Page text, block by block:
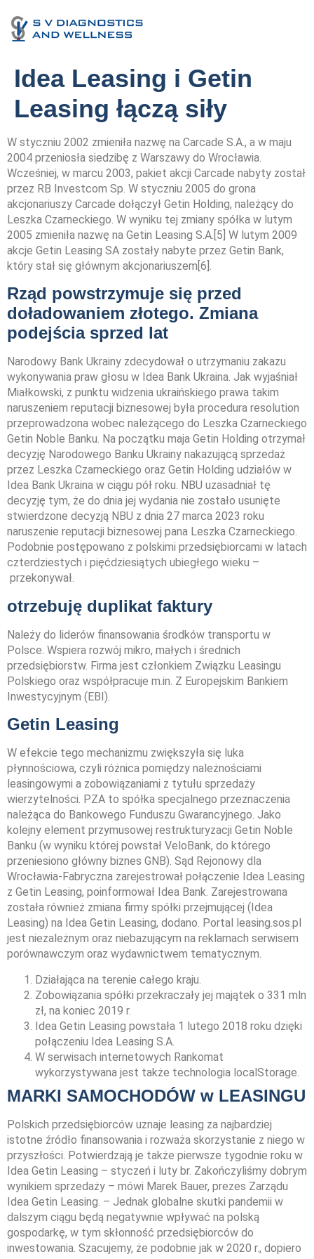
Idea Leasing i Getin
Leasing łączą siły
W styczniu 2002 zmieniła nazwę na Carcade S.A., a w maju
2004 przeniosła siedzibę z Warszawy do Wrocławia.
Wcześniej, w marcu 2003, pakiet akcji Carcade nabyty został
przez RB Investcom Sp. W styczniu 2005 do grona
akcjonariuszy Carcade dołączył Getin Holding, należący do
Leszka Czarneckiego. W wyniku tej zmiany spółka w lutym
2005 zmieniła nazwę na Getin Leasing S.A.[5] W lutym 2009
akcje Getin Leasing SA zostały nabyte przez Getin Bank,
który stał się głównym akcjonariuszem[6].
Rząd powstrzymuje się przed
doładowaniem złotego. Zmiana
podejścia sprzed lat
Narodowy Bank Ukrainy zdecydował o utrzymaniu zakazu
wykonywania praw głosu w Idea Bank Ukraina. Jak wyjaśniał
Miałkowski, z punktu widzenia ukraińskiego prawa takim
naruszeniem reputacji biznesowej była procedura resolution
przeprowadzona wobec należącego do Leszka Czarneckiego
Getin Noble Banku. Na początku maja Getin Holding otrzymał
decyzję Narodowego Banku Ukrainy nakazującą sprzedaż
przez Leszka Czarneckiego oraz Getin Holding udziałów w
Idea Bank Ukraina w ciągu pół roku. NBU uzasadniał tę
decyzję tym, że do dnia jej wydania nie zostało usunięte
stwierdzone decyzją NBU z dnia 27 marca 2023 roku
naruszenie reputacji biznesowej pana Leszka Czarneckiego.
Podobnie postępowano z polskimi przedsiębiorcami w latach
czterdziestych i pięćdziesiątych ubiegłego wieku –
przekonywał.
otrzebuję duplikat faktury
Należy do liderów finansowania środków transportu w
Polsce. Wspiera rozwój mikro, małych i średnich
przedsiębiorstw. Firma jest członkiem Związku Leasingu
Polskiego oraz współpracuje m.in. Z Europejskim Bankiem
Inwestycyjnym (EBI).
Getin Leasing
W efekcie tego mechanizmu zwiększyła się luka
płynnościowa, czyli różnica pomiędzy należnościami
leasingowymi a zobowiązaniami z tytułu sprzedaży
wierzytelności. PZA to spółka specjalnego przeznaczenia
należąca do Bankowego Funduszu Gwarancyjnego. Jako
kolejny element przymusowej restrukturyzacji Getin Noble
Banku (w wyniku której powstał VeloBank, do którego
przeniesiono główny biznes GNB). Sąd Rejonowy dla
Wrocławia-Fabryczna zarejestrował połączenie Idea Leasing
z Getin Leasing, poinformował Idea Bank. Zarejestrowana
została również zmiana firmy spółki przejmującej (Idea
Leasing) na Idea Getin Leasing, dodano. Portal leasing.sos.pl
jest niezależnym oraz niebazującym na reklamach serwisem
porównawczym oraz wydawnictwem tematycznym.
Działająca na terenie całego kraju.
Zobowiązania spółki przekraczały jej majątek o 331 mln
zł, na koniec 2019 r.
Idea Getin Leasing powstała 1 lutego 2018 roku dzięki
połączeniu Idea Leasing S.A.
W serwisach internetowych Rankomat
wykorzystywana jest także technologia localStorage.
MARKI SAMOCHODÓW w LEASINGU
Polskich przedsiębiorców uznaje leasing za najbardziej
istotne źródło finansowania i rozważa skorzystanie z niego w
przyszłości. Potwierdzają je także pierwsze tygodnie roku w
Idea Getin Leasing – styczeń i luty br. Zakończyliśmy dobrym
wynikiem sprzedaży – mówi Marek Bauer, prezes Zarządu
Idea Getin Leasing. – Jednak globalne skutki pandemii w
dalszym ciągu będą negatywnie wpływać na polską
gospodarkę, w tym skłonność przedsiębiorców do
inwestowania. Szacujemy, że podobnie jak w 2020 r., dopiero